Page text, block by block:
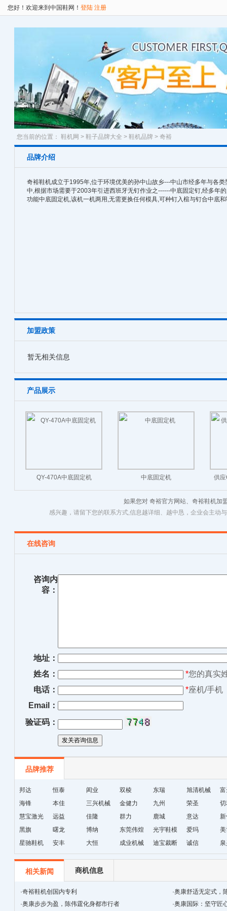
您好！欢迎来到中国鞋网！ 登陆 注册
您当前的位置： 鞋机网 > 鞋子品牌大全 > 鞋机品牌 > 奇裕
品牌介绍
奇裕鞋机成立于1995年,位于环境优美的孙中山故乡---中山市经多年与各
中,根据市场需要于2003年引进西班牙无钉作业之------中底固定钉,经多年
功能中底固定机,该机一机两用,无需更换任何模具,可种钉入楦与钉合中底
加盟政策
暂无相关信息
产品展示
QY-470A中底固定机 中底固定机 供
如果您对 奇裕官方网站、奇裕鞋机加
感兴趣，请留下您的联系方式,信息越详细、越中恳，企业会主动
在线咨询
咨询内
容：
地址：
姓名：
*您的真实
电话：
*座机/手机
Email：
验证码：
品牌推荐
邦达 恒泰 闳业 双棱 东瑞 旭清机械
海锋
本佳 三兴机械 金健力 九州 荣圣
慧宝激光
远益 佳隆 群力 鹿城 意达
黑旗
曙龙 博纳 东莞伟煌 光宇鞋模 爱玛
星驰鞋机
安丰 大恒 成业机械
迪宝裁断
机
诚信
相关新闻 商机信息
·奇裕鞋机创国内专利 ·奥康舒适无定式，
·奥康步步为盈，陈伟霆化身都市行者 ·奥康国际：坚守匠